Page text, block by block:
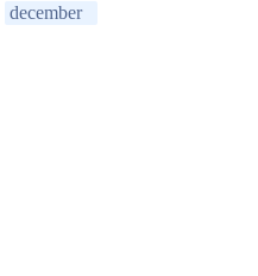
december